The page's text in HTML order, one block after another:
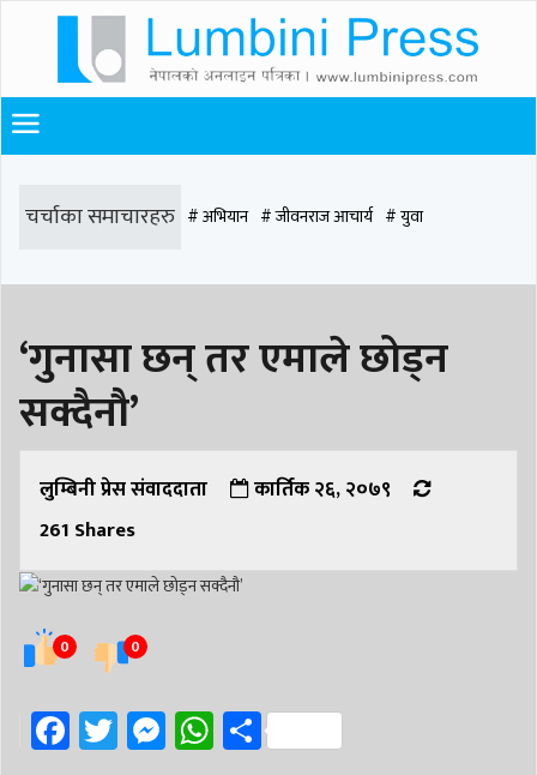
चर्चाका समाचारहरु # अभियान # जीवनराज आचार्य # युवा
# समाज रूपान्तरण # चौराह हस्पिटल # घरजग्गा कारोबार # कपिलवस्तु
# मृत्यु # सडक दुर्घटना # आधुनिक समाज डेन्टल # लुम्बिनी # वर्षा
# समृद्धि एकेडेमी # काङ्ग्रेस
# रुपन्देही # रुपन्देही २ # नेकपा # रुपन्देही १ # चुन्न पौडेल # मन्दिर
# सिद्धबाबा # बुटवल उपमहानगरपालिका
# निर्वाचन # पाल्पा # प्रतिनिधि सभा
‘गुनासा छन् तर एमाले छोड्न
सक्दैनौ’
लुम्बिनी प्रेस संवाददाता
कार्तिक २६, २०७९
261 Shares
0 0
Facebook
Twitter
Messenger
WhatsApp
Share